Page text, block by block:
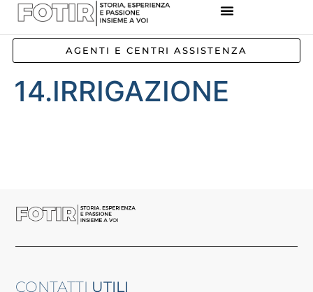
AGENTI E CENTRI ASSISTENZA
14.IRRIGAZIONE
CONTATTI UTILI